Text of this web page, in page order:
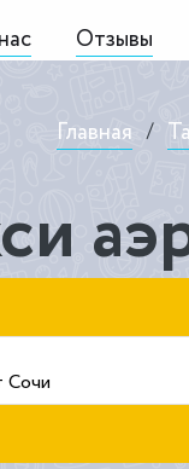
Отзывы
Главная /